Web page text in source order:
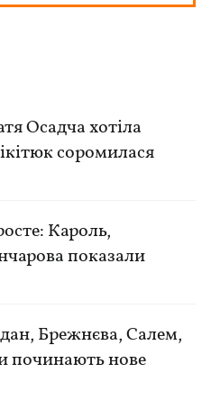
Осадча хотіла
соромилася
Кароль,
показали
Брежнєва, Салем,
починають нове